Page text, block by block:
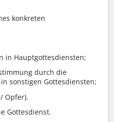
konkreten
in Hauptgottesdiensten;
durch die
sonstigen Gottesdiensten;
Opfer).
Gottesdienst.